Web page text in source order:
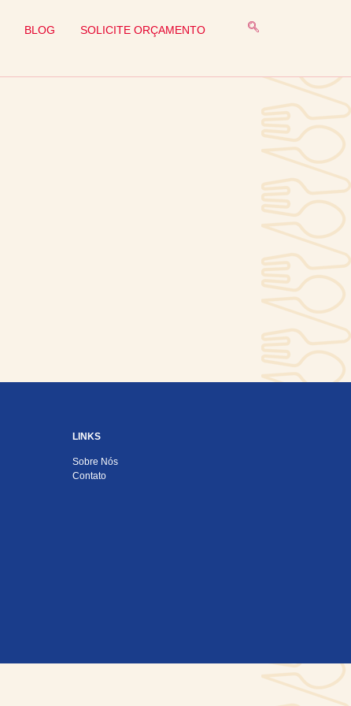
BLOG SOLICITE ORÇAMENTO
LINKS
Sobre Nós
Contato